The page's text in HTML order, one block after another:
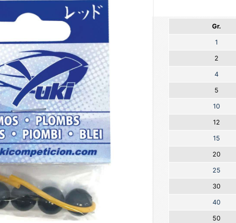
Gr.
1
2
4
5
10
12
15
20
25
30
40
50